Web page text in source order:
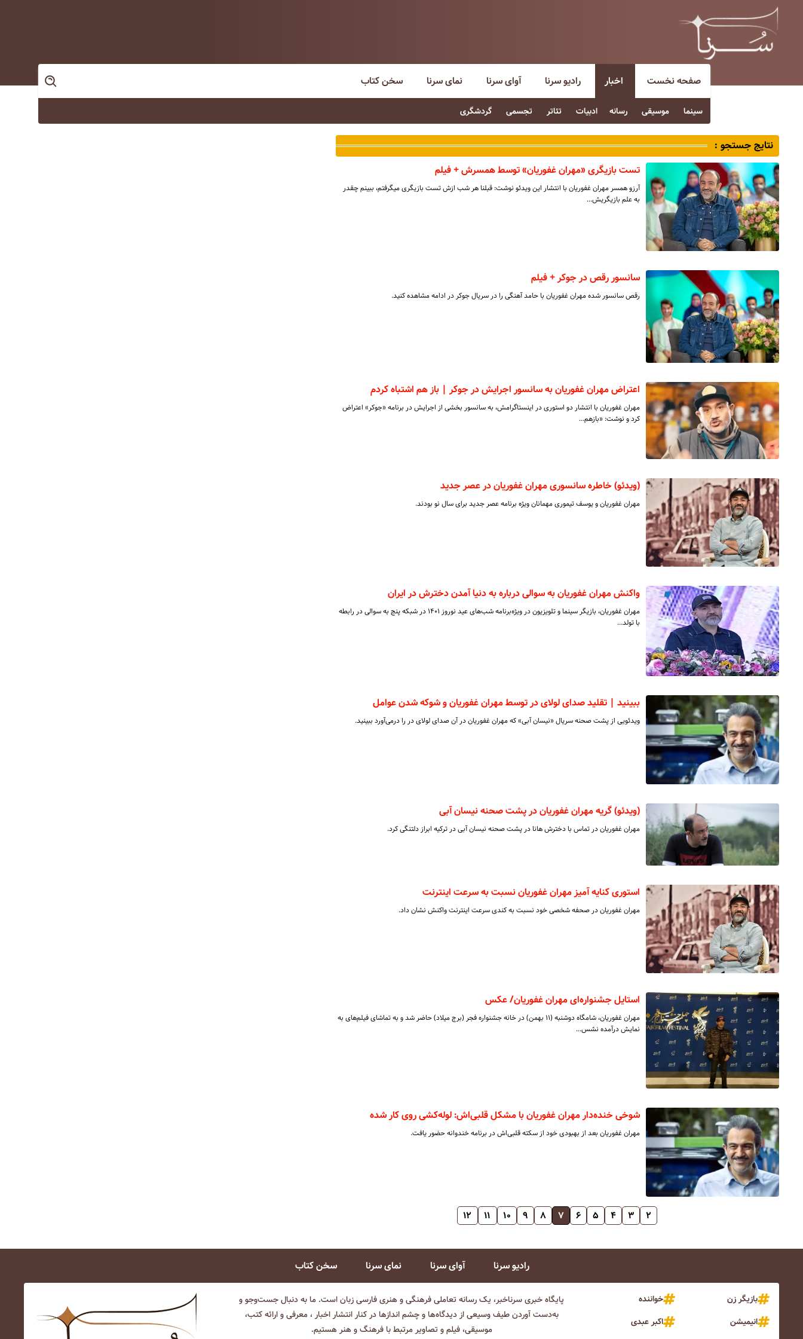
صفحه نخست اخبار
سینما موسیقی رسانه ادبیات تئاتر تجسمی گردشگری
رادیو سرنا آوای سرنا نمای سرنا سخن کتاب
نتایج جستجو :
تست بازیگری «مهران غفوریان» توسط همسرش + فیلم
آرزو همسر مهران غفوریان با انتشار این ویدئو نوشت: قبلنا هر شب ازش تست بازیگری میگرفتم، ببینم چقدر
به علم بازیگریش…
سانسور رقص در جوکر + فیلم
رقص سانسور شده مهران غفوریان با حامد آهنگی را در سریال جوکر در ادامه مشاهده کنید.
اعتراض مهران غفوریان به سانسور اجرایش در جوکر | باز هم اشتباه کردم
مهران غفوریان با انتشار دو استوری در اینستاگرامش، به سانسور بخشی از اجرایش در برنامه «جوکر» اعتراض
کرد و نوشت: «بازهم…
(ویدئو) خاطره سانسوری مهران غفوریان در عصر جدید
مهران غفوریان و یوسف تیموری مهمانان ویژه برنامه عصر جدید برای سال نو بودند.
واکنش مهران غفوریان به سوالی درباره به دنیا آمدن دخترش در ایران
مهران غفوریان، بازیگر سینما و تلویزیون در ویژه‌برنامه شب‌های عید نوروز ۱۴۰۱ در شبکه پنج به سوالی در رابطه
با تولد…
ببینید | تقلید صدای لولای در توسط مهران غفوریان و شوکه شدن عوامل
ویدئویی از پشت صحنه سریال «نیسان آبی» که مهران غفوریان در آن صدای لولای در را درمی‌آورد ببینید.
(ویدئو) گریه مهران غفوریان در پشت صحنه نیسان آبی
مهران غفوریان در تماس با دخترش هانا در پشت صحنه نیسان آبی در ترکیه ابراز دلتنگی کرد.
استوری کنایه آمیز مهران غفوریان نسبت به سرعت اینترنت
مهران غفوریان در صحفه شخصی خود نسبت به کندی سرعت اینترنت واکنش نشان داد.
استایل جشنواره‌ای مهران غفوریان/ عکس
مهران غفوریان، شامگاه دوشنبه (۱۱ بهمن) در خانه جشنواره فجر (برج میلاد) حاضر شد و به تماشای فیلم‌های به
نمایش درآمده نشس…
شوخی خنده‌دار مهران غفوریان با مشکل قلبی‌اش: لوله‌کشی روی کار شده
مهران غفوریان بعد از بهبودی خود از سکته قلبی‌اش در برنامه خندوانه حضور یافت.
۲ ۳ ۴ ۵ ۶ ۷ ۸ ۹ ۱۰ ۱۱ ۱۲
رادیو سرنا آوای سرنا نمای سرنا سخن کتاب
بازیگر زن
خواننده
انیمیشن
اکبر عبدی
پایگاه خبری سرناخبر، یک رسانه تعاملی فرهنگی و هنری فارسی زبان است. ما به دنبال جست‌و‌جو و
به‌دست آوردن طیف وسیعی از دیدگاه‌ها و چشم انداز‌ها در کنار انتشار اخبار ، معرفی و ارائه کتب،
موسیقی، فیلم و تصاویر مرتبط با فرهنگ و هنر هستیم.